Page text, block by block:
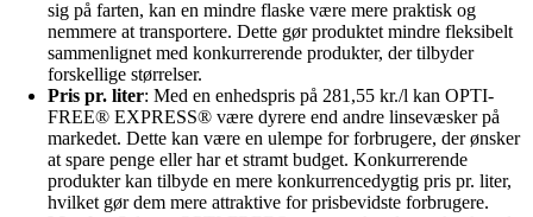
sig på farten, kan en mindre flaske være mere praktisk og
nemmere at transportere. Dette gør produktet mindre fleksibelt
sammenlignet med konkurrerende produkter, der tilbyder
forskellige størrelser.
Pris pr. liter: Med en enhedspris på 281,55 kr./l kan OPTI-
FREE® EXPRESS® være dyrere end andre linsevæsker på
markedet. Dette kan være en ulempe for forbrugere, der ønsker
at spare penge eller har et stramt budget. Konkurrerende
produkter kan tilbyde en mere konkurrencedygtig pris pr. liter,
hvilket gør dem mere attraktive for prisbevidste forbrugere.